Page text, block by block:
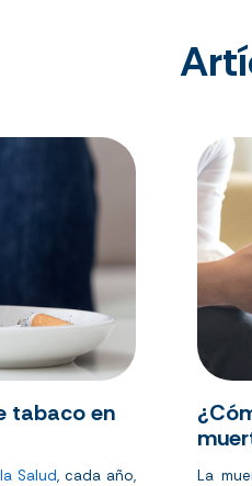
tabaco en
Salud, cada año,
La